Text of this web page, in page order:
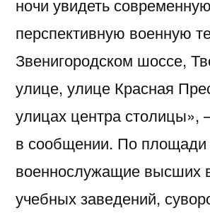
перспективную военную
Звенигородском шоссе,
улице, улице Красная
улицах центра столицы»,
в сообщении. По площади
военнослужащие высших
учебных заведений,